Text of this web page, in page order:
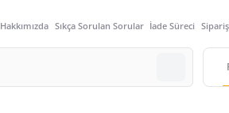
Hakkımızda Sıkça Sorulan Sorular İade Süreci